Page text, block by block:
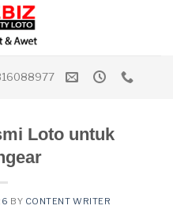
Loto untuk
BY CONTENT WRITER